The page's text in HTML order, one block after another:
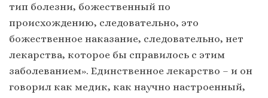
тип болезни, божественный по
происхождению, следовательно, это
божественное наказание, следовательно, нет
лекарства, которое бы справилось с этим
заболеванием». Единственное лекарство – и он
говорил как медик, как научно настроенный,